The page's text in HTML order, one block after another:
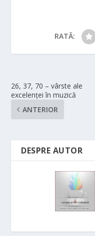
RATĂ:
26, 37, 70 – vârste ale
excelenței în muzică
ANTERIOR
DESPRE AUTOR